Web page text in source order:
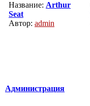
Название: Arthur
Seat
Автор: admin
Администрация